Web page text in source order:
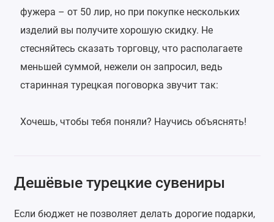
фужера – от 50 лир, но при покупке нескольких
изделий вы получите хорошую скидку. Не
стесняйтесь сказать торговцу, что располагаете
меньшей суммой, нежели он запросил, ведь
старинная турецкая поговорка звучит так:
Хочешь, чтобы тебя поняли? Научись объяснять!
Дешёвые турецкие сувениры
Если бюджет не позволяет делать дорогие подарки,